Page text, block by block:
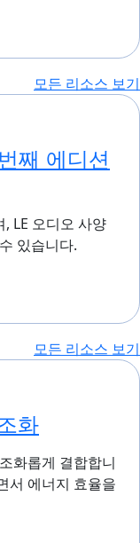
모든 리소스 보기
째 에디션
LE 오디오 사양
있습니다.
모든 리소스 보기
화
화롭게 결합합니
서 에너지 효율을